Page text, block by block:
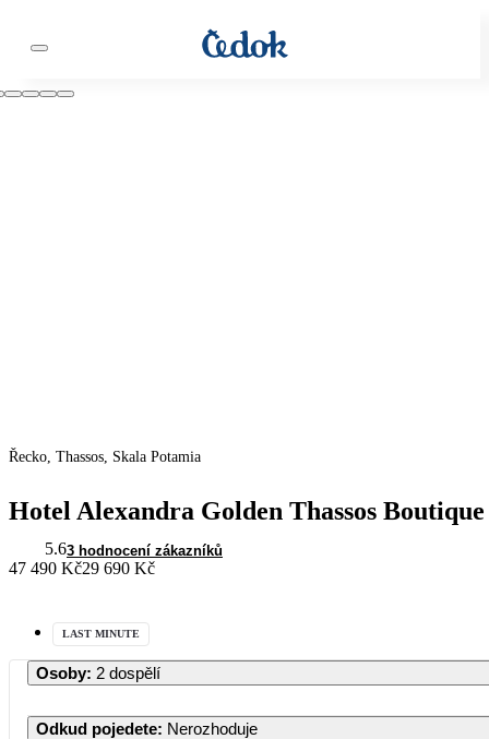
Řecko, Thassos, Skala Potamia
Hotel Alexandra Golden Thassos Boutique
5.63 hodnocení zákazníků
47 490 Kč29 690 Kč
LAST MINUTE
Osoby: 2 dospělí
Odkud pojedete: Nerozhoduje